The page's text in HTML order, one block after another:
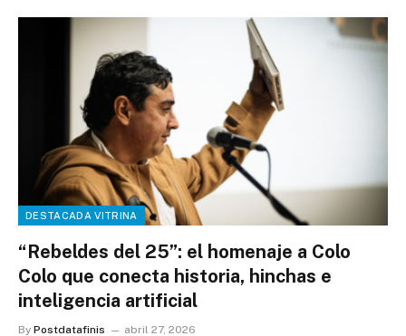
DESTACADA VITRINA
“Rebeldes del 25”: el homenaje a Colo
Colo que conecta historia, hinchas e
inteligencia artificial
By Postdatafinis abril 27, 2026